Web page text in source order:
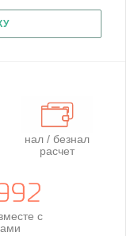
нал / безнал
расчет
с